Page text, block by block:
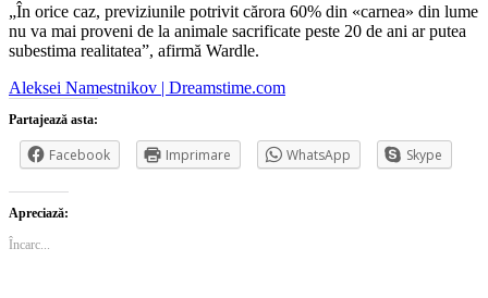
„În orice caz, previziunile potrivit cărora 60% din «carnea» din lume
nu va mai proveni de la animale sacrificate peste 20 de ani ar putea
subestima realitatea”, afirmă Wardle.
Aleksei Namestnikov | Dreamstime.com
Partajează asta:
Facebook Imprimare WhatsApp Skype
Apreciază:
Încarc...